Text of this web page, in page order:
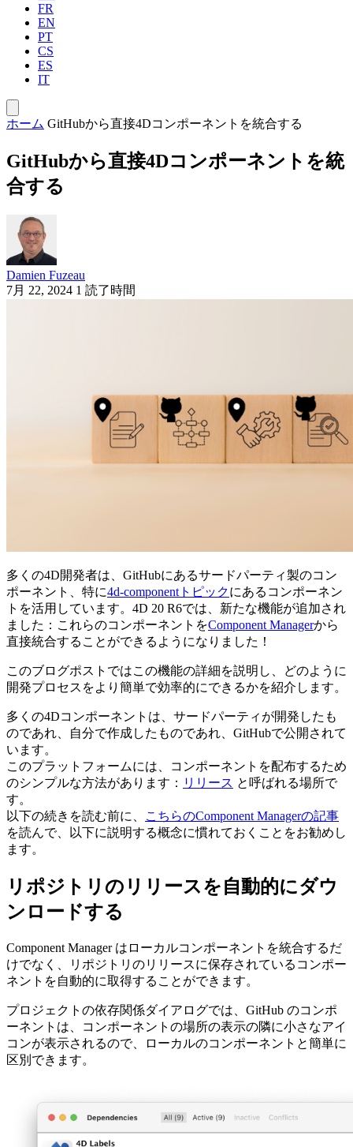
FR
EN
PT
CS
ES
IT
ホーム GitHubから直接4Dコンポーネントを統合する
GitHubから直接4Dコンポーネントを統
合する
Damien Fuzeau
7月 22, 2024 1 読了時間
多くの4D開発者は、GitHubにあるサードパーティ製のコン
ポーネント、特に4d-componentトピックにあるコンポーネン
トを活用しています。4D 20 R6では、新たな機能が追加され
ました：これらのコンポーネントをComponent Managerから
直接統合することができるようになりました！
このブログポストではこの機能の詳細を説明し、どのように
開発プロセスをより簡単で効率的にできるかを紹介します。
多くの4Dコンポーネントは、サードパーティが開発したも
のであれ、自分で作成したものであれ、GitHubで公開されて
います。
このプラットフォームには、コンポーネントを配布するため
のシンプルな方法があります： リリース と呼ばれる場所で
す。
以下の続きを読む前に、
こちらのComponent Managerの記事
を読んで、以下に説明する概念に慣れておくことをお勧めし
ます。
リポジトリのリリースを自動的にダウ
ンロードする
Component Manager はローカルコンポーネントを統合するだ
けでなく、リポジトリのリリースに保存されているコンポー
ネントを自動的に取得することができます。
プロジェクトの依存関係ダイアログでは、GitHub のコンポ
ーネントは、コンポーネントの場所の表示の隣に小さなアイ
コンが表示されるので、ローカルのコンポーネントと簡単に
区別できます。